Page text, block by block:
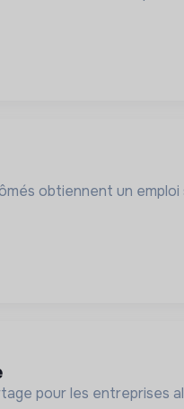
obtiennent un emploi
pour les entreprises